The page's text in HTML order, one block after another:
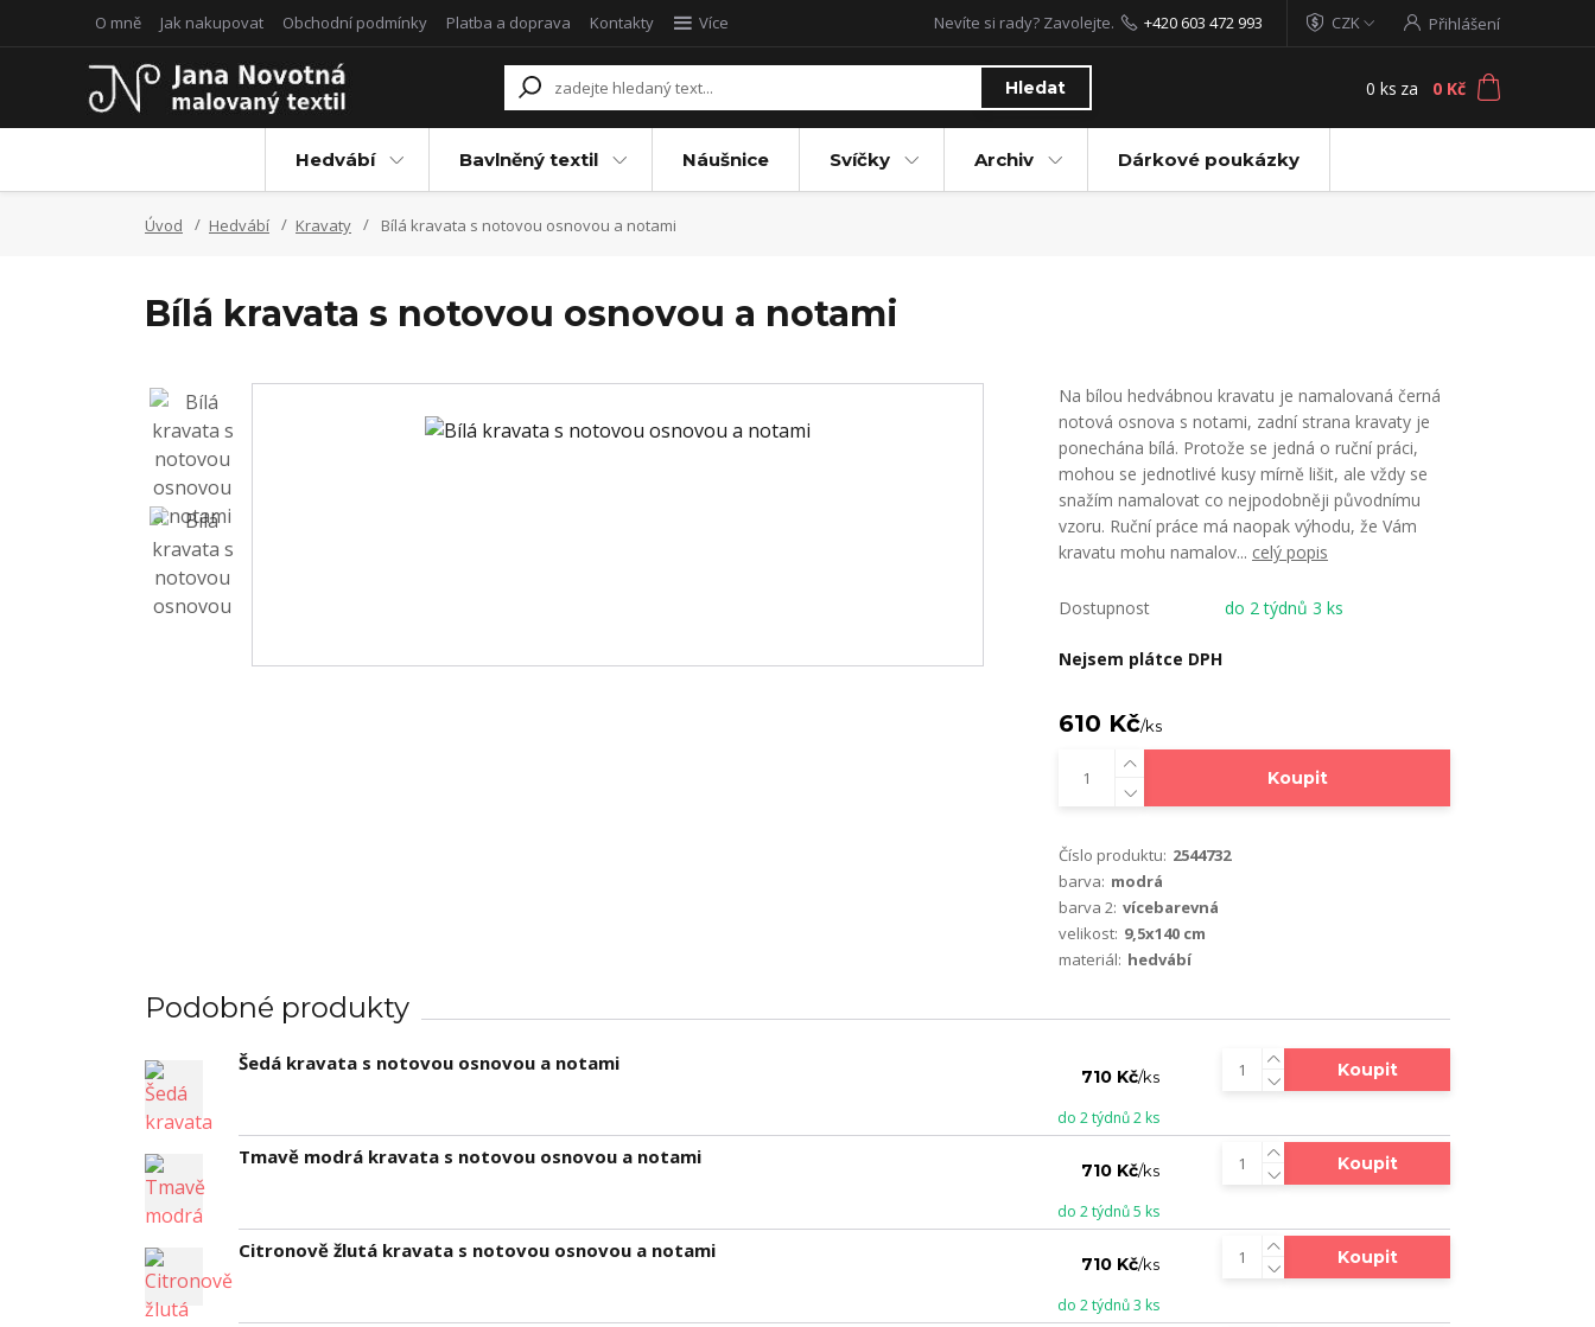
O mně Jak nakupovat Obchodní podmínky Platba a doprava Kontakty Více CZK Přihlášení
Hledat
Nevíte si rady? Zavolejte. +420 603 472 993
0 ks za 0 Kč
Hedvábí Bavlněný textil Náušnice Svíčky Archiv Dárkové poukázky
Úvod Hedvábí Kravaty Bílá kravata s notovou osnovou a notami
Bílá kravata s notovou osnovou a notami
Na bílou hedvábnou kravatu je namalovaná černá
notová osnova s notami, zadní strana kravaty je
ponechána bílá. Protože se jedná o ruční práci,
mohou se jednotlivé kusy mírně lišit, ale vždy se
snažím namalovat co nejpodobněji původnímu
vzoru. Ruční práce má naopak výhodu, že Vám
kravatu mohu namalov... celý popis
Dostupnost do 2 týdnů 3 ks
Nejsem plátce DPH
610 Kč/ks
Koupit
Číslo produktu: 2544732
barva: modrá
barva 2: vícebarevná
velikost: 9,5x140 cm
materiál: hedvábí
Podobné produkty
Šedá kravata s notovou osnovou a notami
710 Kč/ks
do 2 týdnů 2 ks
Koupit
Tmavě modrá kravata s notovou osnovou a notami
710 Kč/ks
do 2 týdnů 5 ks
Koupit
Citronově žlutá kravata s notovou osnovou a notami
710 Kč/ks
do 2 týdnů 3 ks
Koupit